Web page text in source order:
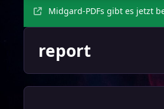
Midgard-PDFs gibt es jetzt
report